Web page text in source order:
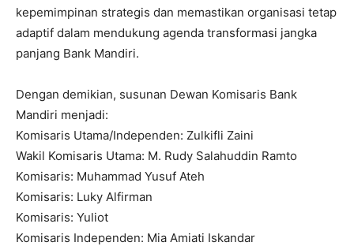
kepemimpinan strategis dan memastikan organisasi tetap
adaptif dalam mendukung agenda transformasi jangka
panjang Bank Mandiri.
Dengan demikian, susunan Dewan Komisaris Bank
Mandiri menjadi:
Komisaris Utama/Independen: Zulkifli Zaini
Wakil Komisaris Utama: M. Rudy Salahuddin Ramto
Komisaris: Muhammad Yusuf Ateh
Komisaris: Luky Alfirman
Komisaris: Yuliot
Komisaris Independen: Mia Amiati Iskandar